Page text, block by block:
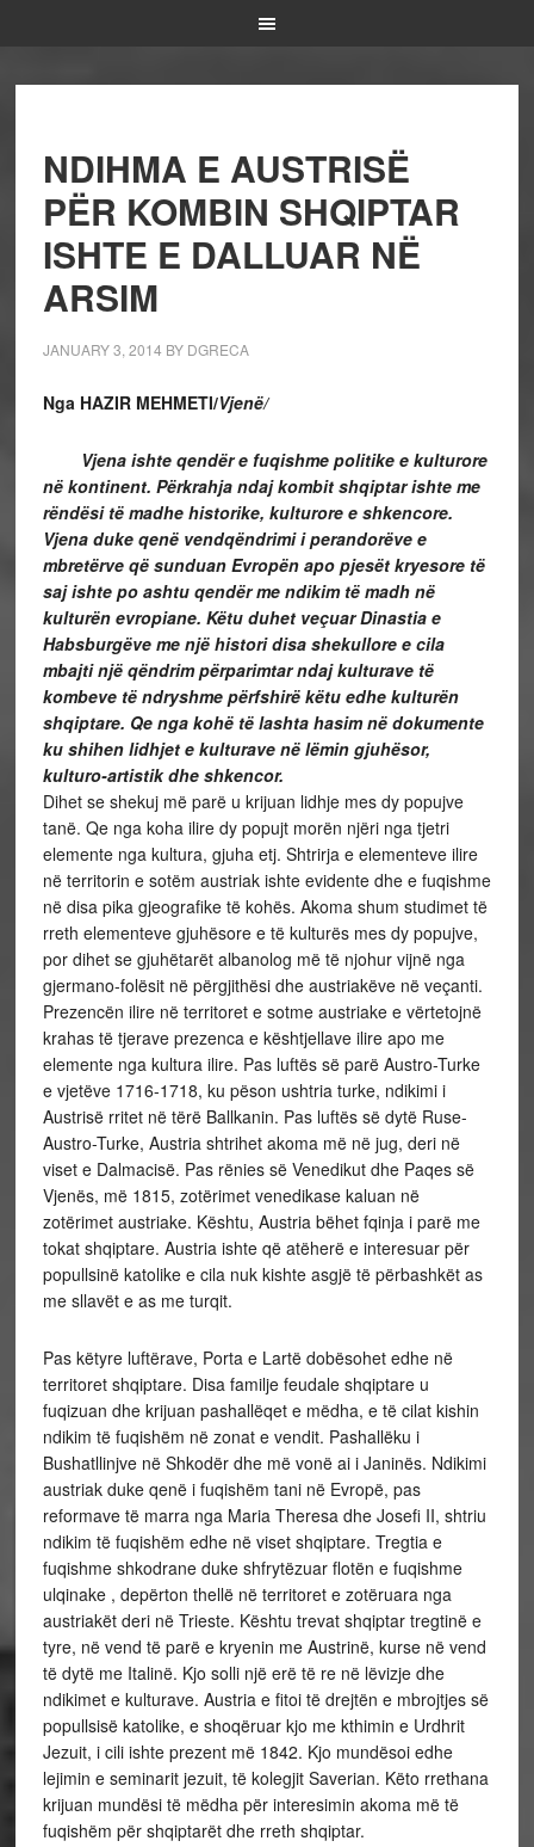
NDIHMA E AUSTRISË
PËR KOMBIN SHQIPTAR
ISHTE E DALLUAR NË
ARSIM
JANUARY 3, 2014 BY DGRECA
Nga HAZIR MEHMETI/Vjenë/
Vjena ishte qendër e fuqishme politike e kulturore
në kontinent. Përkrahja ndaj kombit shqiptar ishte me
rëndësi të madhe historike, kulturore e shkencore.
Vjena duke qenë vendqëndrimi i perandorëve e
mbretërve që sunduan Evropën apo pjesët kryesore të
saj ishte po ashtu qendër me ndikim të madh në
kulturën evropiane. Këtu duhet veçuar Dinastia e
Habsburgëve me një histori disa shekullore e cila
mbajti një qëndrim përparimtar ndaj kulturave të
kombeve të ndryshme përfshirë këtu edhe kulturën
shqiptare. Qe nga kohë të lashta hasim në dokumente
ku shihen lidhjet e kulturave në lëmin gjuhësor,
kulturo-artistik dhe shkencor.
Dihet se shekuj më parë u krijuan lidhje mes dy popujve
tanë. Qe nga koha ilire dy popujt morën njëri nga tjetri
elemente nga kultura, gjuha etj. Shtrirja e elementeve ilire
në territorin e sotëm austriak ishte evidente dhe e fuqishme
në disa pika gjeografike të kohës. Akoma shum studimet të
rreth elementeve gjuhësore e të kulturës mes dy popujve,
por dihet se gjuhëtarët albanolog më të njohur vijnë nga
gjermano-folësit në përgjithësi dhe austriakëve në veçanti.
Prezencën ilire në territoret e sotme austriake e vërtetojnë
krahas të tjerave prezenca e kështjellave ilire apo me
elemente nga kultura ilire. Pas luftës së parë Austro-Turke
e vjetëve 1716-1718, ku pëson ushtria turke, ndikimi i
Austrisë rritet në tërë Ballkanin. Pas luftës së dytë Ruse-
Austro-Turke, Austria shtrihet akoma më në jug, deri në
viset e Dalmacisë. Pas rënies së Venedikut dhe Paqes së
Vjenës, më 1815, zotërimet venedikase kaluan në
zotërimet austriake. Kështu, Austria bëhet fqinja i parë me
tokat shqiptare. Austria ishte që atëherë e interesuar për
popullsinë katolike e cila nuk kishte asgjë të përbashkët as
me sllavët e as me turqit.
Pas këtyre luftërave, Porta e Lartë dobësohet edhe në
territoret shqiptare. Disa familje feudale shqiptare u
fuqizuan dhe krijuan pashallëqet e mëdha, e të cilat kishin
ndikim të fuqishëm në zonat e vendit. Pashallëku i
Bushatllinjve në Shkodër dhe më vonë ai i Janinës. Ndikimi
austriak duke qenë i fuqishëm tani në Evropë, pas
reformave të marra nga Maria Theresa dhe Josefi II, shtriu
ndikim të fuqishëm edhe në viset shqiptare. Tregtia e
fuqishme shkodrane duke shfrytëzuar flotën e fuqishme
ulqinake , depërton thellë në territoret e zotëruara nga
austriakët deri në Trieste. Kështu trevat shqiptar tregtinë e
tyre, në vend të parë e kryenin me Austrinë, kurse në vend
të dytë me Italinë. Kjo solli një erë të re në lëvizje dhe
ndikimet e kulturave. Austria e fitoi të drejtën e mbrojtjes së
popullsisë katolike, e shoqëruar kjo me kthimin e Urdhrit
Jezuit, i cili ishte prezent më 1842. Kjo mundësoi edhe
lejimin e seminarit jezuit, të kolegjit Saverian. Këto rrethana
krijuan mundësi të mëdha për interesimin akoma më të
fuqishëm për shqiptarët dhe rreth shqiptar.